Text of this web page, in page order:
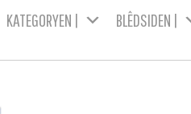
KATEGORYEN | BLÊDSIDEN |